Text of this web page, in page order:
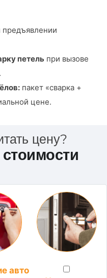
предъявлении
петель при вызове
пакет «сварка +
цене.
цену?
авто